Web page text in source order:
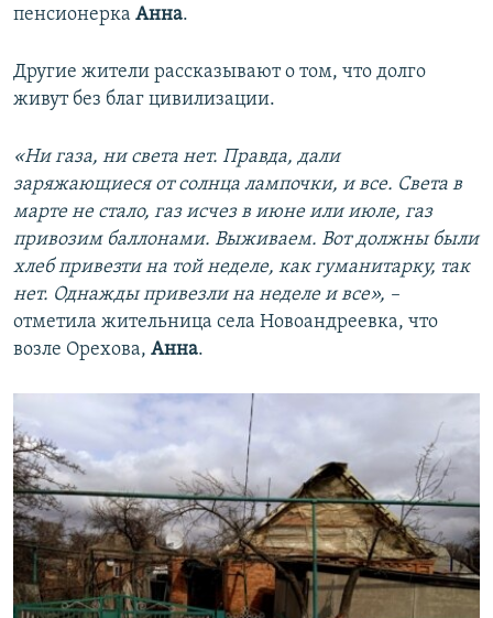
пенсионерка Анна.
Другие жители рассказывают о том, что долго
живут без благ цивилизации.
«Ни газа, ни света нет. Правда, дали
заряжающиеся от солнца лампочки, и все. Света в
марте не стало, газ исчез в июне или июле, газ
привозим баллонами. Выживаем. Вот должны были
хлеб привезти на той неделе, как гуманитарку, так
нет. Однажды привезли на неделе и все», –
отметила жительница села Новоандреевка, что
возле Орехова, Анна.